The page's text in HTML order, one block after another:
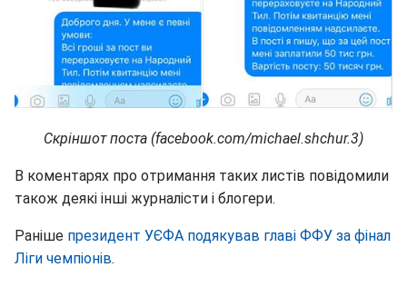
Скріншот поста (facebook.com/michael.shchur.3)
В коментарях про отримання таких листів повідомили
також деякі інші журналісти і блогери.
Раніше президент УЄФА подякував главі ФФУ за фінал
Ліги чемпіонів.